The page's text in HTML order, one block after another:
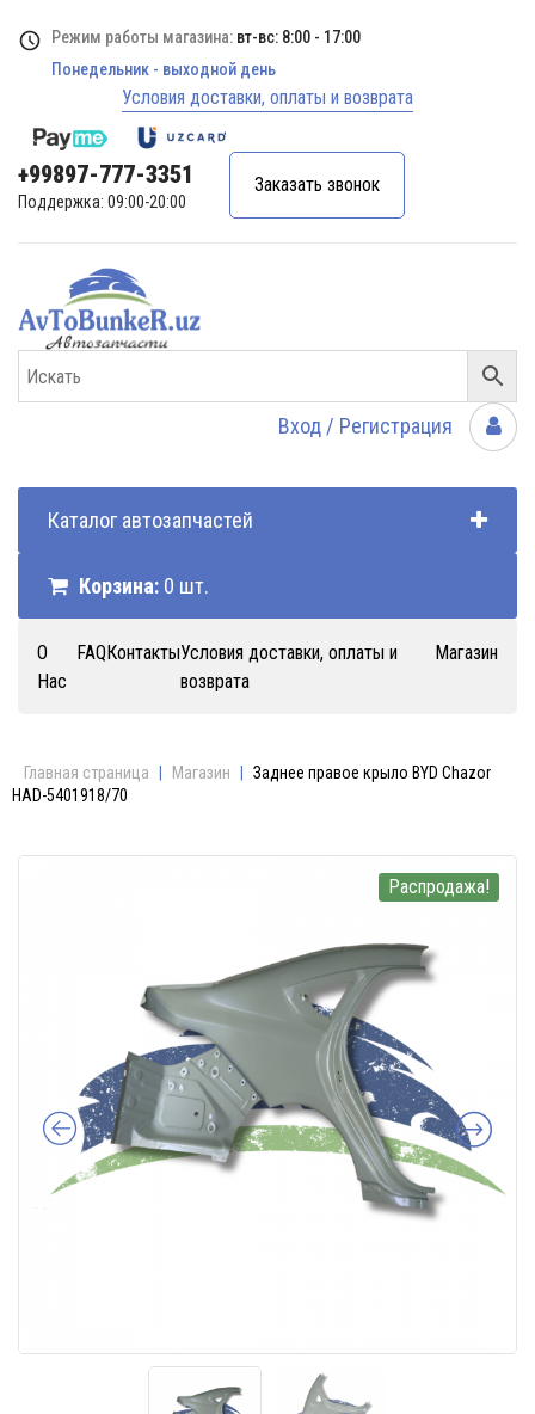
Режим работы магазина: вт-вс: 8:00 - 17:00
Понедельник - выходной день
Условия доставки, оплаты и возврата
+99897-777-3351
Поддержка: 09:00-20:00
Заказать звонок
Вход / Регистрация
Каталог автозапчастей
Корзина: 0 шт.
О
Нас
FAQКонтактыУсловия доставки, оплаты и
возврата
Магазин
Главная страница Магазин
Заднее правое крыло BYD Chazor
HAD-5401918/70
Распродажа!